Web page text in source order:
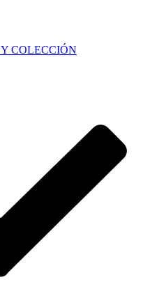
COLECCIÓN